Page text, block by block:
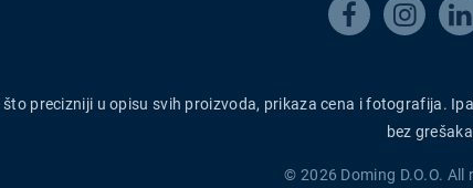
  
precizniji u opisu svih proizvoda, prikaza cena i fotografija.
bez
© 2026 Doming D.O.O. All